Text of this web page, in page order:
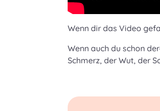
Wenn dir das Video
Wenn auch du schon
Schmerz, der Wut, der